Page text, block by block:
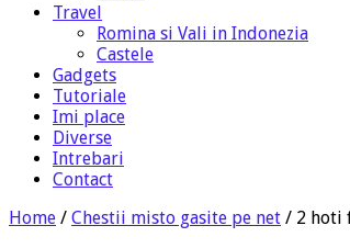
Travel
Romina si Vali in Indonezia
Castele
Gadgets
Tutoriale
Imi place
Diverse
Intrebari
Contact
Home / Chestii misto gasite pe net / 2 hoti